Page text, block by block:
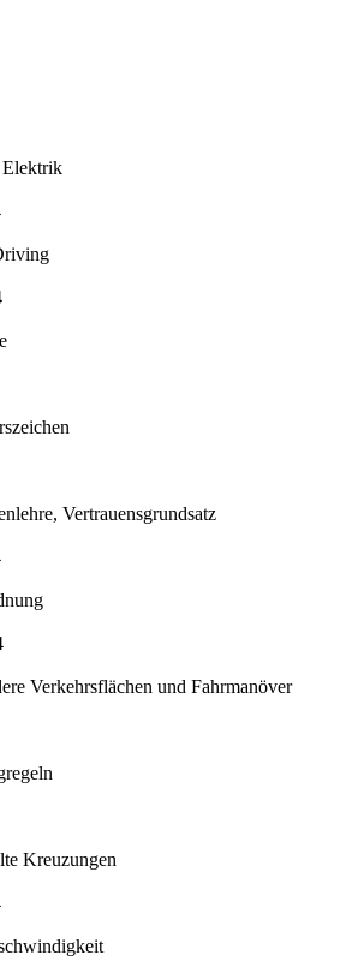
Elektrik
Vertrauensgrundsatz
Verkehrsflächen und Fahrmanöver
Kreuzungen